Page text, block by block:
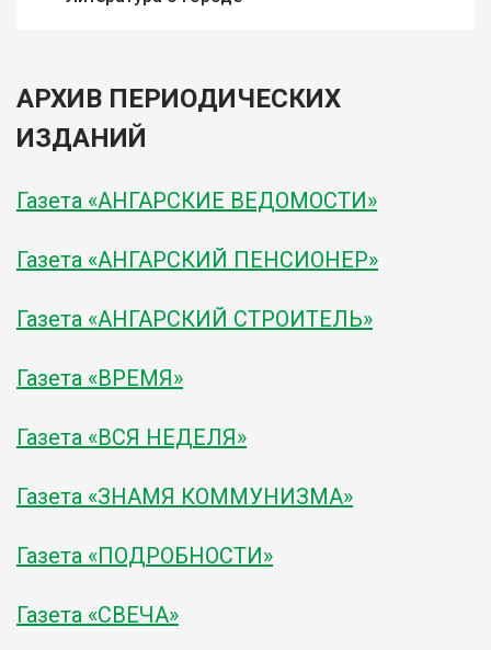
АРХИВ ПЕРИОДИЧЕСКИХ
ИЗДАНИЙ
Газета «АНГАРСКИЕ ВЕДОМОСТИ»
Газета «АНГАРСКИЙ ПЕНСИОНЕР»
Газета «АНГАРСКИЙ СТРОИТЕЛЬ»
Газета «ВРЕМЯ»
Газета «ВСЯ НЕДЕЛЯ»
Газета «ЗНАМЯ КОММУНИЗМА»
Газета «ПОДРОБНОСТИ»
Газета «СВЕЧА»